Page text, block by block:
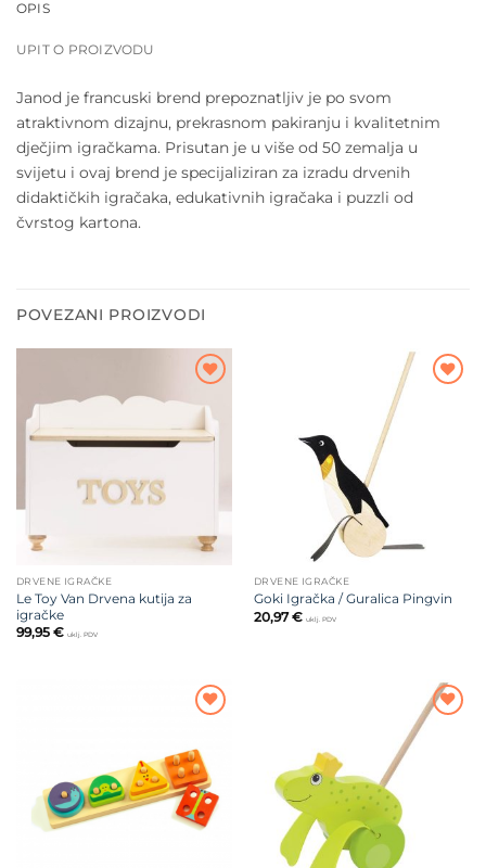
OPIS
UPIT O PROIZVODU
Janod je francuski brend prepoznatljiv je po svom
atraktivnom dizajnu, prekrasnom pakiranju i kvalitetnim
dječjim igračkama. Prisutan je u više od 50 zemalja u
svijetu i ovaj brend je specijaliziran za izradu drvenih
didaktičkih igračaka, edukativnih igračaka i puzzli od
čvrstog kartona.
POVEZANI PROIZVODI
na listu
želja
DRVENE IGRAČKE
Le Toy Van Drvena kutija za
igračke
99,95 € uklj. PDV
DRVENE IGRAČKE
Goki Igračka / Guralica Pingvin
20,97€ uklj. PDV
želja
Dodajte